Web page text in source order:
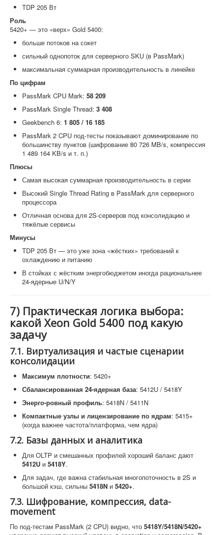
TDP 205 Вт
Роль
5420+ — это «верх» Gold 5400:
больше потоков на сокет
сильный однопоток для серверного SKU (в PassMark)
максимальная суммарная производительность в линейке
По цифрам
PassMark CPU Mark: 58 209
PassMark Single Thread: 3 408
Geekbench 6: 1 805 / 16 185
PassMark 2 CPU под-тесты показывают доминирование по
большинству пунктов (шифрование 80 726 MB/s, компрессия
1 489 164 KB/s и т. п.)
Плюсы
Самая высокая суммарная производительность в серии
Высокий Single Thread Rating в PassMark для серверного
процессора
Отличная основа для 2S-серверов под консолидацию и
тяжёлые сервисы
Минусы
TDP 205 Вт — это уже зона «жёстких» требований к
охлаждению и питанию
В стойках с жёстким энергобюджетом иногда рациональнее
24-ядерные U/N/Y
7) Практическая логика выбора:
какой Xeon Gold 5400 под какую
задачу
7.1. Виртуализация и частые сценарии
консолидации
Максимум плотности: 5420+
Сбалансированная 24-ядерная база: 5412U / 5418Y
Энерго-ровный профиль: 5418N / 5411N
Компактные узлы и лицензирование по ядрам: 5415+
(когда важнее частота/платформа, чем ядра)
7.2. Базы данных и аналитика
Для OLTP и смешанных профилей хороший баланс дают
5412U и 5418Y.
Для задач, где важна стабильная многопоточность в 2S и
большой кэш, сильны 5418N и 5420+.
7.3. Шифрование, компрессия, data-
movement
По под-тестам PassMark (2 CPU) видно, что 5418Y/5418N/5420+